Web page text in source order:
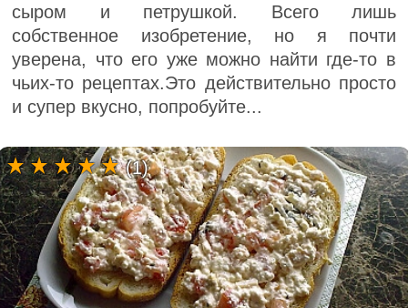
сыром и петрушкой. Всего лишь
собственное изобретение, но я почти
уверена, что его уже можно найти где-то в
чьих-то рецептах.Это действительно просто
и супер вкусно, попробуйте...
(1)